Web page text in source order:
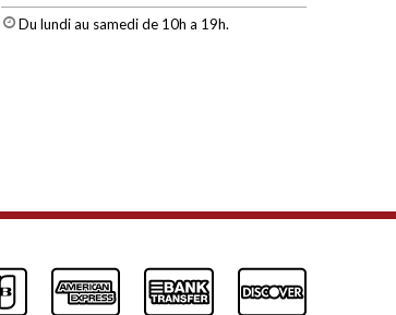
Du lundi au samedi de 10h a 19h.